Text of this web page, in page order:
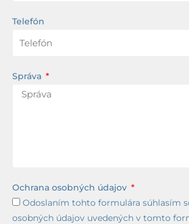
Telefón
Správa
Ochrana osobných údajov
Odoslaním tohto formulára súhlasím
osobných údajov uvedených v tomto